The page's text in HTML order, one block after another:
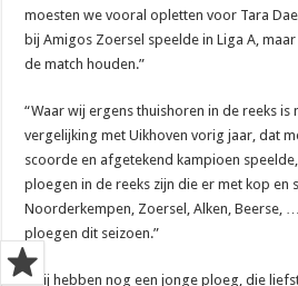
moesten we vooral opletten voor Tara
bij Amigos Zoersel speelde in Liga A,
de match houden.”
“Waar wij ergens thuishoren in de reeks is
vergelijking met Uikhoven vorig jaar, dat
scoorde en afgetekend kampioen
ploegen in de reeks zijn die er met kop en
Noorderkempen, Zoersel, Alken, Beerse,
ploegen dit seizoen.”
“Wij hebben nog een jonge ploeg, die